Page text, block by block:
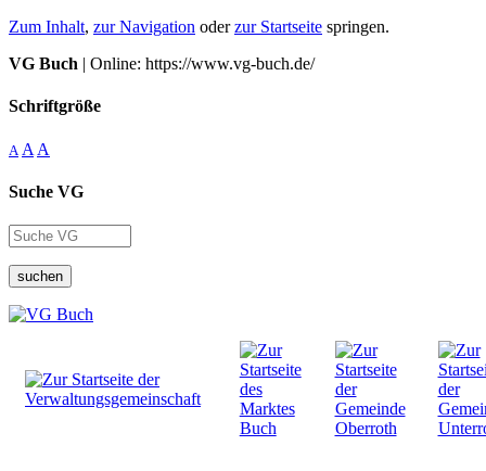
Zum Inhalt, zur Navigation oderzur Startseite springen.
VG Buch | Online: https://www.vg-buch.de/
Schriftgröße
A A A
Suche VG
suchen